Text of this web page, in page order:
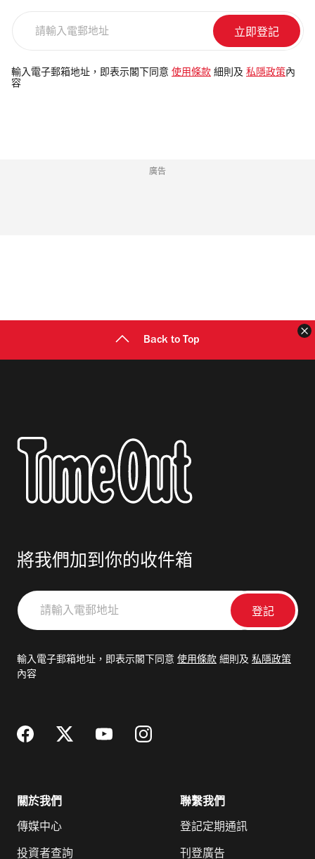
電
郵
輸入電子郵箱地址，即表示閣下同意 使用條款 細則及 私隱政策 內
容
廣告
Back to Top
將我們加到你的收件箱
請
輸
郵
輸入電子郵箱地址，即表示閣下同意 使用條款 細則及 私隱政策
內容
關於我們
傳媒中心
投資者查詢
聯繫我們
登記定期通訊
刊登廣告